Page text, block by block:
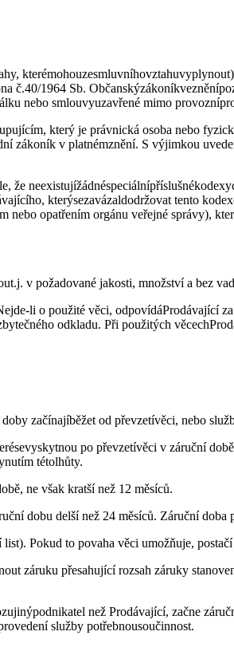
č.40/1964 Sb.
nebo smlouvyuzavřené mimo
který je právnická osoba nebo
zákoník v platnémznění. S výjimkou
že
kterýsezavázaldodržovat tento
opatřením orgánu veřejné správy),
v požadované jakosti, množství a bez
li o použité věci, odpovídáProdávající
odkladu. Při použitých
začínajíběžet od převzetívěci, nebo
po převzetívěci v záruční
tétolhůty.
ne však kratší než 12 měsíců.
dobu delší než 24 měsíců. Záruční doba
Pokud to povaha věci umožňuje,
záruku přesahující rozsah záruky
než Prodávající, začne
služby potřebnousoučinnost.